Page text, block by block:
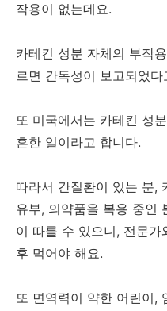
작용이 없는데요.
카테킨 성분 자체의 부작
르면 간독성이 보고되었다
또 미국에서는 카테킨 성
흔한 일이라고 합니다.
따라서 간질환이 있는 분,
유부, 의약품을 복용 중인
이 따를 수 있으니, 전문
후 먹어야 해요.
또 면역력이 약한 어린이,